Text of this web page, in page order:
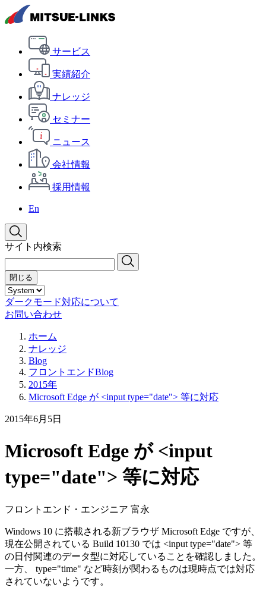
サービス
実績紹介
ナレッジ
セミナー
ニュース
会社情報
採用情報
En
サイト内検索
閉じる
ダークモード対応について
お問い合わせ
ホーム
ナレッジ
Blog
フロントエンドBlog
2015年
Microsoft Edge が <input type="date"> 等に対応
2015年6月5日
Microsoft Edge が <input
type="date"> 等に対応
フロントエンド・エンジニア 富永
Windows 10 に搭載される新ブラウザ Microsoft Edge ですが、
現在公開されている Build 10130 では <input type="date"> 等
の日付関連のデータ型に対応していることを確認しました。
一方、 type="time" など時刻が関わるものは現時点では対応
されていないようです。